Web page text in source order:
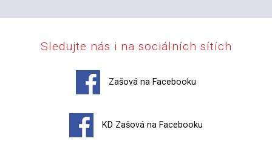
Sledujte nás i na sociálních sítích
Zašová na Facebooku
KD Zašová na Facebooku